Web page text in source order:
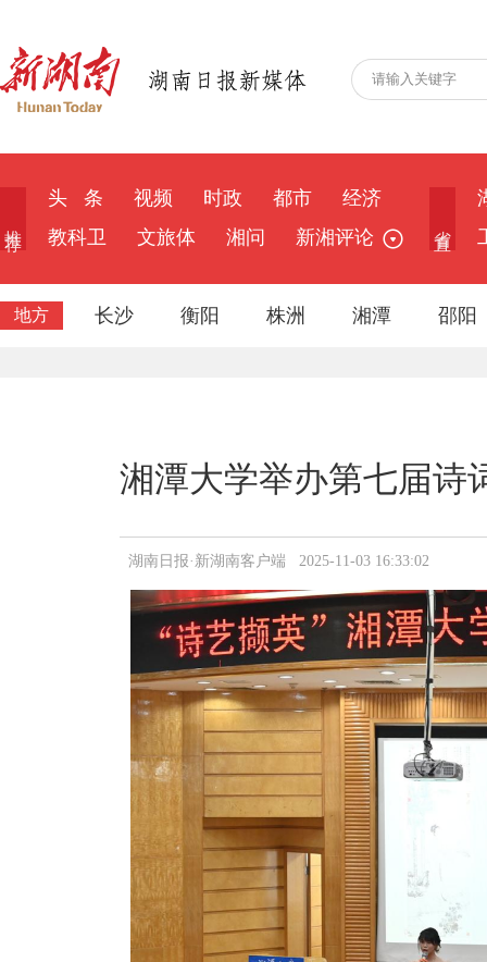
头 条 视频 时政 都市
经济
教科卫
文旅体 湘问 新湘评论
地方 长沙 衡阳 株洲 湘潭 邵阳
湘潭大学举办第七届诗
湖南日报·新湖南客户端 2025-11-03 16:33:02